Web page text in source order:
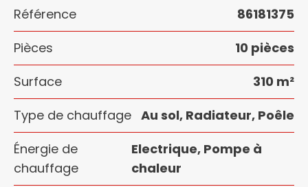
Référence
86181375
Pièces
10 pièces
Surface
310 m²
Type de chauffage Au sol, Radiateur, Poêle
Énergie de
chauffage
Electrique, Pompe à
chaleur